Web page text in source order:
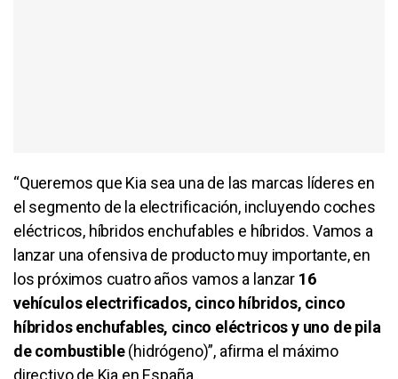
“Queremos que Kia sea una de las marcas líderes en
el segmento de la electrificación, incluyendo coches
eléctricos, híbridos enchufables e híbridos. Vamos a
lanzar una ofensiva de producto muy importante, en
los próximos cuatro años vamos a lanzar 16
vehículos electrificados, cinco híbridos, cinco
híbridos enchufables, cinco eléctricos y uno de pila
de combustible(hidrógeno)”, afirma el máximo
directivo de Kia en España.